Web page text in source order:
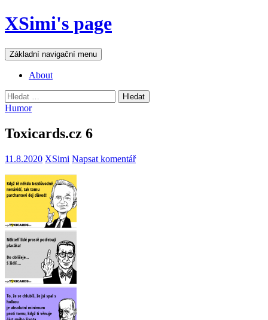
Přejít
k
webu
XSimi's page
Hledat
Základní navigační menu
About
Vyhledávání
Humor
Toxicards.cz 6
11.8.2020 XSimi Napsat komentář